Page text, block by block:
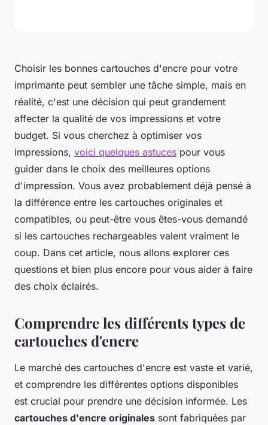
Choisir les bonnes cartouches d'encre pour votre
imprimante peut sembler une tâche simple, mais en
réalité, c'est une décision qui peut grandement
affecter la qualité de vos impressions et votre
budget. Si vous cherchez à optimiser vos
impressions, voici quelques astuces pour vous
guider dans le choix des meilleures options
d'impression. Vous avez probablement déjà pensé à
la différence entre les cartouches originales et
compatibles, ou peut-être vous êtes-vous demandé
si les cartouches rechargeables valent vraiment le
coup. Dans cet article, nous allons explorer ces
questions et bien plus encore pour vous aider à faire
des choix éclairés.
Comprendre les différents types de
cartouches d'encre
Le marché des cartouches d'encre est vaste et varié,
et comprendre les différentes options disponibles
est crucial pour prendre une décision informée. Les
cartouches d'encre originales sont fabriquées par